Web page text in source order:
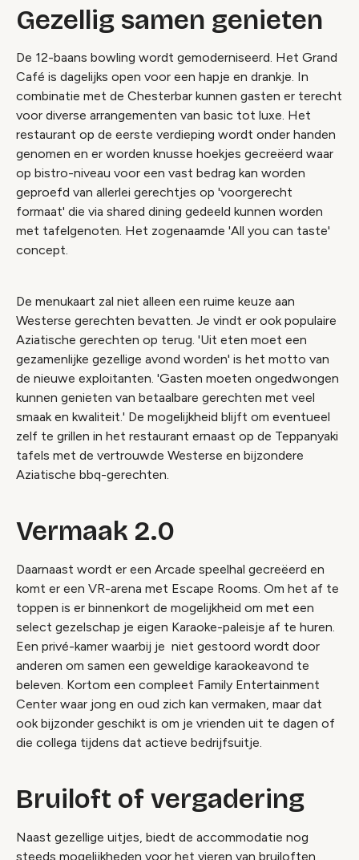
Gezellig samen genieten
De 12-baans bowling wordt gemoderniseerd. Het Grand
Café is dagelijks open voor een hapje en drankje. In
combinatie met de Chesterbar kunnen gasten er terecht
voor diverse arrangementen van basic tot luxe. Het
restaurant op de eerste verdieping wordt onder handen
genomen en er worden knusse hoekjes gecreëerd waar
op bistro-niveau voor een vast bedrag kan worden
geproefd van allerlei gerechtjes op 'voorgerecht
formaat' die via shared dining gedeeld kunnen worden
met tafelgenoten. Het zogenaamde 'All you can taste'
concept.
De menukaart zal niet alleen een ruime keuze aan
Westerse gerechten bevatten. Je vindt er ook populaire
Aziatische gerechten op terug. 'Uit eten moet een
gezamenlijke gezellige avond worden' is het motto van
de nieuwe exploitanten. 'Gasten moeten ongedwongen
kunnen genieten van betaalbare gerechten met veel
smaak en kwaliteit.' De mogelijkheid blijft om eventueel
zelf te grillen in het restaurant ernaast op de Teppanyaki
tafels met de vertrouwde Westerse en bijzondere
Aziatische bbq-gerechten.
Vermaak 2.0
Daarnaast wordt er een Arcade speelhal gecreëerd en
komt er een VR-arena met Escape Rooms. Om het af te
toppen is er binnenkort de mogelijkheid om met een
select gezelschap je eigen Karaoke-paleisje af te huren.
Een privé-kamer waarbij je niet gestoord wordt door
anderen om samen een geweldige karaokeavond te
beleven. Kortom een compleet Family Entertainment
Center waar jong en oud zich kan vermaken, maar dat
ook bijzonder geschikt is om je vrienden uit te dagen of
die collega tijdens dat actieve bedrijfsuitje.
Bruiloft of vergadering
Naast gezellige uitjes, biedt de accommodatie nog
steeds mogelijkheden voor het vieren van bruiloften,